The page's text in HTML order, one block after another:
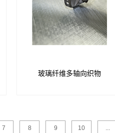
■卓越的抗冲击性
■可根据需要控制产品的厚度
■产品具有导流槽，作为导流介质;
无需额外使用导流材料
(10%
玻璃纤维经编多轴向织物角度为
薄均匀，展示性好，无疵点。浸透
玻璃纤维多轴向织物
7 8 9 10 ...